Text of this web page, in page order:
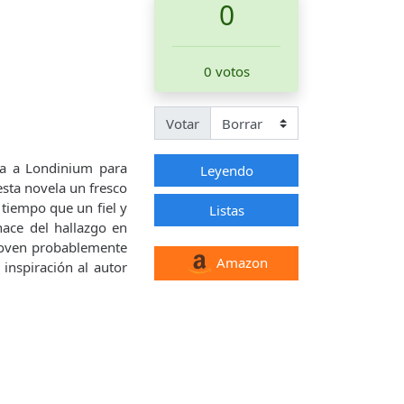
a Londinium para
novela un fresco
que un fiel y
del hallazgo en
probablemente
al autor
0
0 votos
Votar
Leyendo
Listas
Amazon